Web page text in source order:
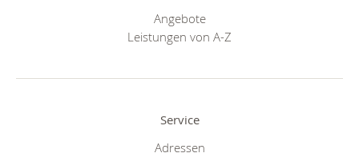
Angebote
Leistungen von A-Z
Service
Adressen